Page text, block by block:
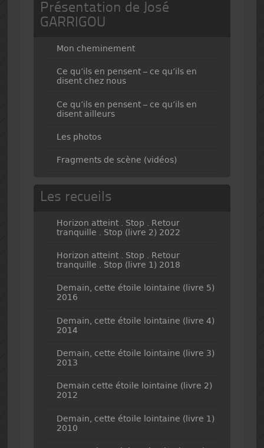
Présentation de José
GARRIGOU
Mon cheminement
Ce qu’ils en pensent – ce qu’ils en
disent chez nous
Ce qu’ils en pensent – ce qu’ils en
disent ailleurs
Les photos
Fragments de scène (vidéos)
Les recueils
Horizon atteint . Stop . Retour
tranquille . Stop (livre 2) 2022
Horizon atteint . Stop . Retour
tranquille . Stop (livre 1) 2018
Demain, cette étoile lointaine (livre 5)
2016
Demain, cette étoile lointaine (livre 4)
2014
Demain, cette étoile lointaine (livre 3)
2013
Demain cette étoile lointaine (livre 2)
2012
Demain, cette étoile lointaine (livre 1)
2010